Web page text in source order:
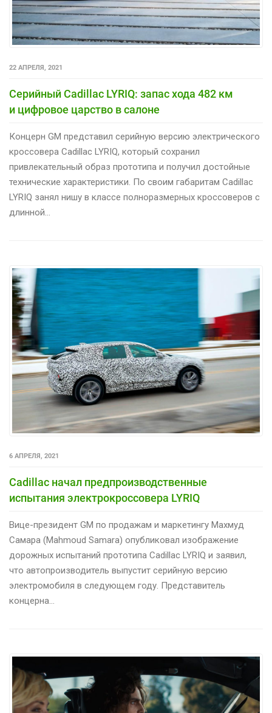
22 АПРЕЛЯ, 2021
Серийный Cadillac LYRIQ: запас хода 482 км
и цифровое царство в салоне
Концерн GM представил серийную версию электрического
кроссовера Cadillac LYRIQ, который сохранил
привлекательный образ прототипа и получил достойные
технические характеристики. По своим габаритам Cadillac
LYRIQ занял нишу в классе полноразмерных кроссоверов с
длинной…
6 АПРЕЛЯ, 2021
Cadillac начал предпроизводственные
испытания электрокроссовера LYRIQ
Вице-президент GM по продажам и маркетингу Махмуд
Самара (Mahmoud Samara) опубликовал изображение
дорожных испытаний прототипа Cadillac LYRIQ и заявил,
что автопроизводитель выпустит серийную версию
электромобиля в следующем году. Представитель
концерна…